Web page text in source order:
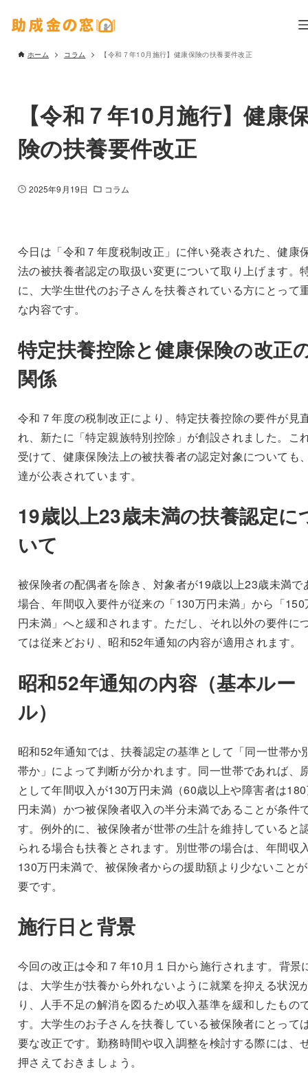
ホーム コラム 【令和７年10月施行】健康保険の扶養要件改正
【令和７年10月施行】健康
険の扶養要件改正
2025年9月19日 コラム
今日は「令和７年度税制改正」に伴い発表された、健康
法の被扶養者認定の取扱い変更について取り上げます。
に、大学生世代のお子さんを扶養されている方にとって
な内容です。
特定扶養控除と健康保険の改正
関係
令和７年度の税制改正により、特定扶養控除の要件が見
れ、新たに「特定親族特別控除」が創設されました。こ
受けて、健康保険法上の被扶養者の認定対象についても
達が公表されています。
19歳以上23歳未満の扶養認定に
いて
被保険者の配偶者を除き、対象者が19歳以上23歳未満で
場合、年間収入要件が従来の「130万円未満」から「150
円未満」へと緩和されます。ただし、それ以外の要件に
ては従来どおり、昭和52年通知の内容が適用されます。
昭和52年通知の内容（基本ルー
ル）
昭和52年通知では、扶養認定の基準として「同一世帯か
帯か」によって判断が分かれます。同一世帯であれば、
として年間収入が130万円未満（60歳以上や障害者は
円未満）かつ被保険者収入の半分未満であることが条件
す。例外的に、被保険者が世帯の生計を維持していると
られる場合も扶養とされます。別世帯の場合は、年間収
130万円未満で、被保険者からの援助額より少ないこと
要です。
施行日と背景
今回の改正は令和７年10月１日から施行されます。背景
は、大学生が扶養から外れないように就業を抑える状況
り、人手不足の解消を図るため収入基準を緩和したもの
す。大学生のお子さんを扶養している被保険者にとって
要な改正です。勤務時間や収入調整を検討する際には、
押さえておきましょう。